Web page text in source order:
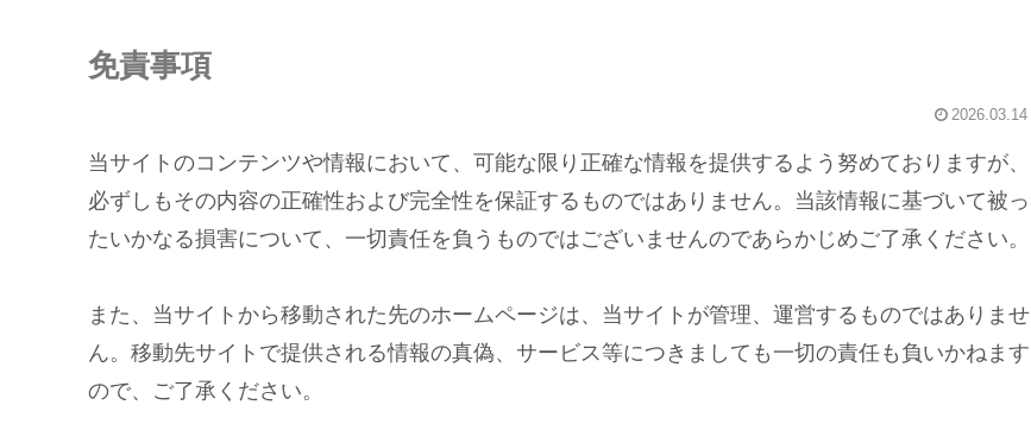
免責事項
2026.03.14
当サイトのコンテンツや情報において、可能な限り正確な情報を提供するよう努めておりますが、
必ずしもその内容の正確性および完全性を保証するものではありません。当該情報に基づいて被っ
たいかなる損害について、一切責任を負うものではございませんのであらかじめご了承ください。
また、当サイトから移動された先のホームページは、当サイトが管理、運営するものではありませ
ん。移動先サイトで提供される情報の真偽、サービス等につきましても一切の責任も負いかねます
ので、ご了承ください。